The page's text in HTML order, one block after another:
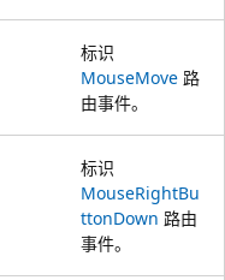
标识
MouseMove 路
由事件。
标识
MouseRightBu
ttonDown 路由
事件。